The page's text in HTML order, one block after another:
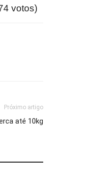
votos)
Próximo artigo
até 10kg